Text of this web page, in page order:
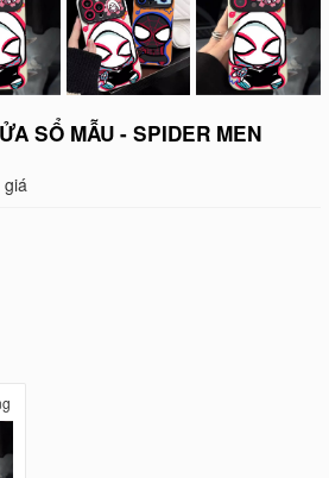
SỔ MẪU - SPIDER MEN
giá